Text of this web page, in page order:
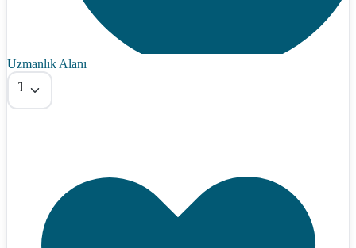
Uzmanlık Alanı
Tümü